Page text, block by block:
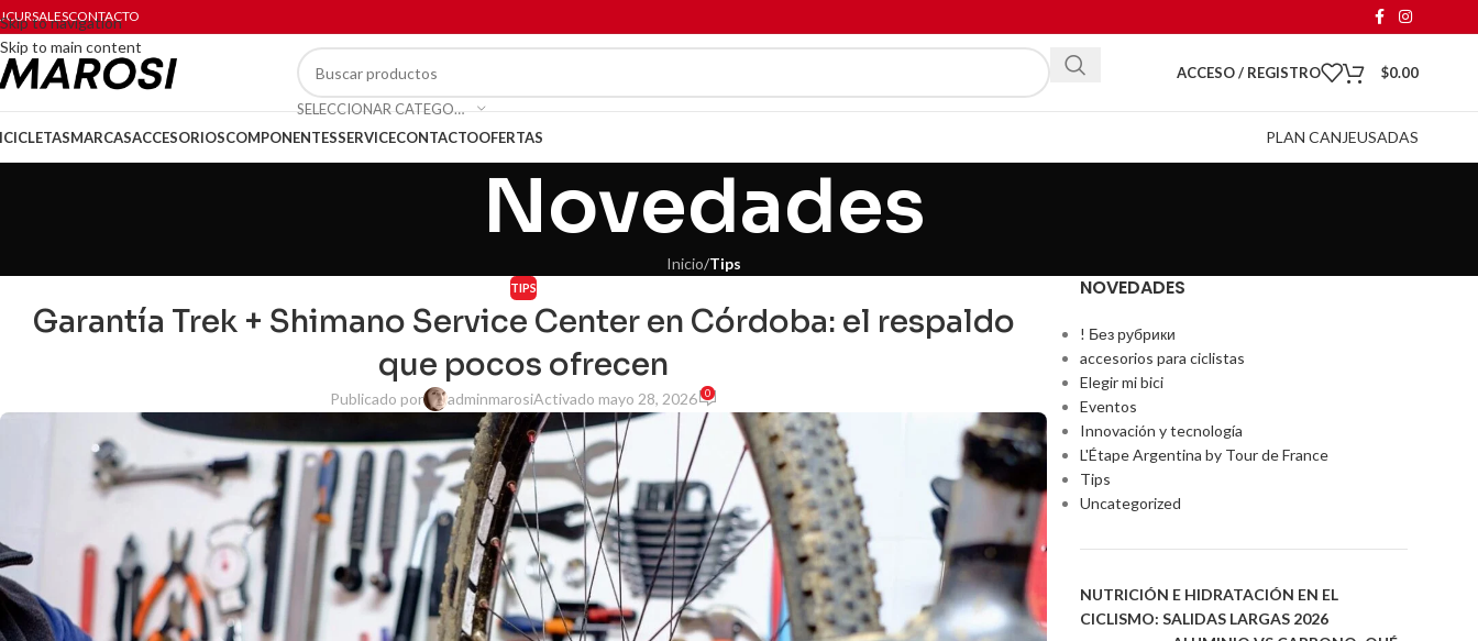
Skip to navigation
Skip to main content
CONTACTO
SELECCIONAR CATEGORÍA
ACCESO / REGISTRO $0.00
MARCASACCESORIOSCOMPONENTESSERVICECONTACTOOFERTAS PLAN CANJEUSADAS
Novedades
Inicio/Tips
TIPS
Garantía Trek + Shimano Service Center en Córdoba: el respaldo
que pocos ofrecen
Publicado por adminmarosiActivado mayo 28, 2026 0
NOVEDADES
! Без рубрики
accesorios para ciclistas
Elegir mi bici
Eventos
Innovación y tecnología
L'Étape Argentina by Tour de France
Tips
Uncategorized
NUTRICIÓN E HIDRATACIÓN EN EL
CICLISMO: SALIDAS LARGAS 2026